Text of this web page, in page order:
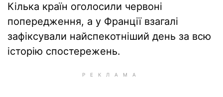
Кілька країн оголосили червоні
попередження, а у Франції взагалі
зафіксували найспекотніший день за всю
історію спостережень.